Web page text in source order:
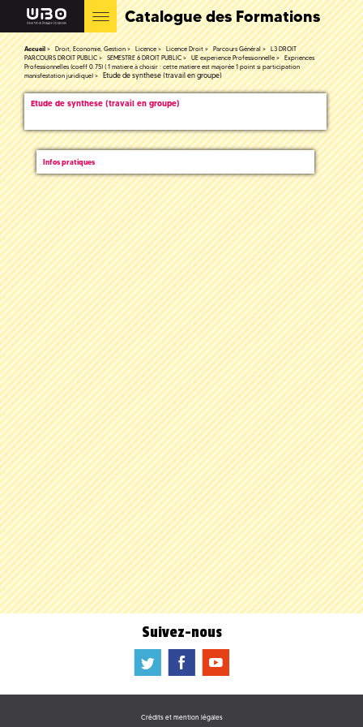
Catalogue des Formations
Accueil Droit, Economie, Gestion Licence Licence Droit Parcours Général
L3 DROIT
PARCOURS DROIT PUBLIC
SEMESTRE 6 DROIT PUBLIC UE experience Professionnelle
Expriences
Professionnelles (coeff 0.75) ( 1 matiere à choisir : cette matiere est majorée 1 point si participation
manisfestation juridique)
Etude de synthese (travail en groupe)
Etude de synthese (travail en groupe)
Infos pratiques
Suivez-nous
a b f
Crédits et mention légales